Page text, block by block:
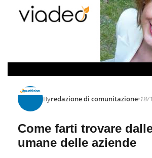
Byredazione di comunitazione 18/
Come farti trovare
umane delle aziende